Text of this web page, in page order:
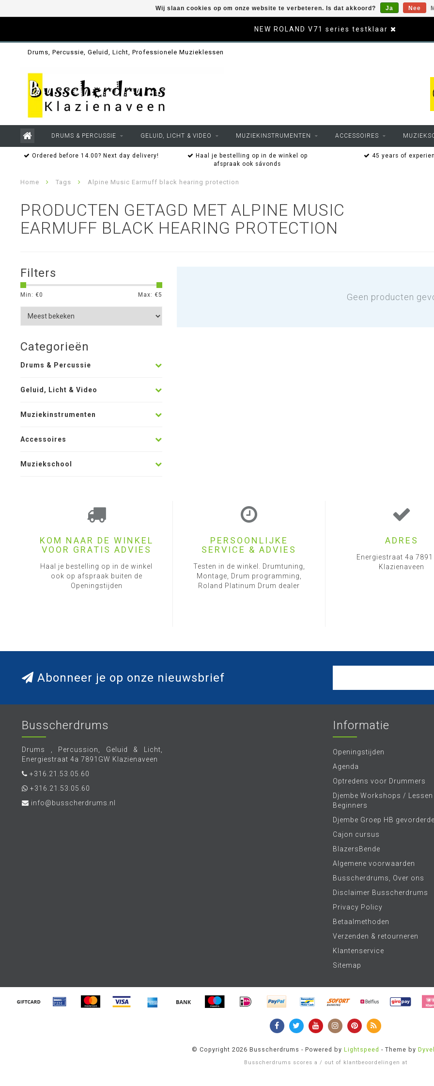
NEW ROLAND V71 series testklaar
Drums, Percussie, Geluid, Licht, Professionele Muzieklessen
DRUMS & PERCUSSIE GELUID, LICHT & VIDEO MUZIEKINSTRUMENTEN ACCESSOIRES
Ordered before 14.00? Next day delivery!
Haal je bestelling op in de winkel op
afspraak ook sávonds
45 years of
Home Tags Alpine Music Earmuff black hearing protection
PRODUCTEN GETAGD MET ALPINE MUSIC
EARMUFF BLACK HEARING PROTECTION
Filters
Min: €0 Max: €5
Categorieën
Drums & Percussie
Geluid, Licht & Video
Muziekinstrumenten
Accessoires
Muziekschool
Geen producten
Wij slaan cookies op om onze website te verbeteren. Is dat akkoord? Ja Nee
KOM NAAR DE WINKEL
VOOR GRATIS ADVIES
Haal je bestelling op in de winkel
ook op afspraak buiten de
Openingstijden
PERSOONLIJKE
SERVICE & ADVIES
Testen in de winkel. Drumtuning,
Montage, Drum programming,
Roland Platinum Drum dealer
ADRES
Energiestraat 4a 7891
Klazienaveen
Abonneer je op onze nieuwsbrief
Busscherdrums
Drums , Percussion, Geluid & Licht,
Energiestraat 4a 7891GW Klazienaveen
+316.21.53.05.60
+316.21.53.05.60
info@busscherdrums.nl
Informatie
Openingstijden
Agenda
Optredens voor Drummers
Djembe Workshops /
Beginners
Djembe Groep HB
Cajon cursus
BlazersBende
Algemene voorwaarden
Busscherdrums, Over ons
Disclaimer Busscherdrums
Privacy Policy
Betaalmethoden
Verzenden & retourneren
Klantenservice
Sitemap
© Copyright 2026 Busscherdrums - Powered by Lightspeed - Theme by
Busscherdrums scores a / out of klantbeoordelingen at